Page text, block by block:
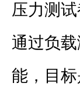
压力测
通过负
能，目